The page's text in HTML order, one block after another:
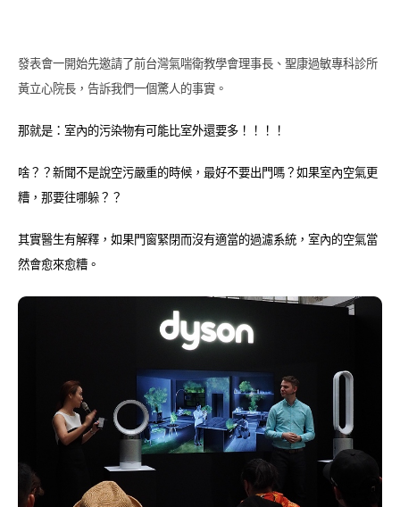
發表會一開始先邀請了前台灣氣喘衛教學會理事長、聖康過敏專科診所
黃立心院長，告訴我們一個驚人的事實。
那就是：室內的污染物有可能比室外還要多！！！！
啥？？新聞不是說空污嚴重的時候，最好不要出門嗎？如果室內空氣更
糟，那要往哪躲？？
其實醫生有解釋，如果門窗緊閉而沒有適當的過濾系統，室內的空氣當
然會愈來愈糟。